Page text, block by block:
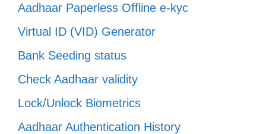
Aadhaar Paperless Offline e-kyc
Virtual ID (VID) Generator
Bank Seeding status
Check Aadhaar validity
Lock/Unlock Biometrics
Aadhaar Authentication History